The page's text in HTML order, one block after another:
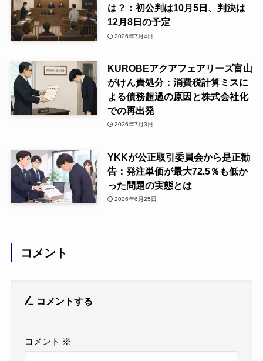
は？：初公判は10月5日、判決は
12月8日の予定
2026年7月4日
KUROBEアクアフェアリーズ富山
がけん責処分：消費税計算ミスに
よる債務超過の原因と株式会社化
での再出発
2026年7月3日
YKKが公正取引委員会から是正勧
告：発注単価が最大72.5％も低か
った問題の実態とは
2026年6月25日
コメント
コメントする
コメント ※